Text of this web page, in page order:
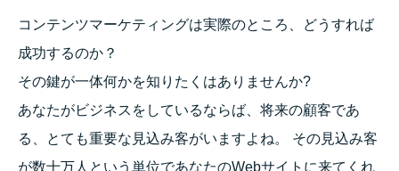
コンテンツマーケティングは実際のところ、どうすれば
成功するのか？
その鍵が一体何かを知りたくはありませんか?
あなたがビジネスをしているならば、将来の顧客であ
る、とても重要な見込み客がいますよね。 その見込み客
が数十万人という単位であなたのWebサイトに来てくれ